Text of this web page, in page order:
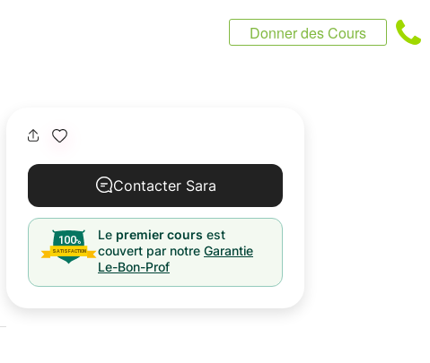
Donner des Cours
Contacter Sara
Le premier cours est
couvert par notre Garantie
Le-Bon-Prof